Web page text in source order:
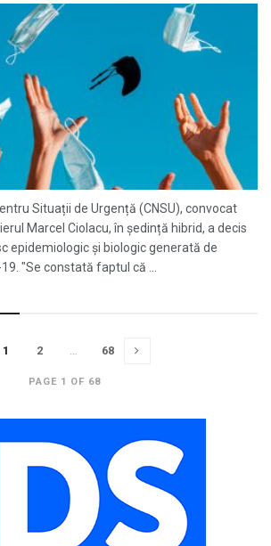
Situații de Urgență (CNSU), convocat
Marcel Ciolacu, în ședință hibrid, a decis
epidemiologic și biologic generată de
"Se constată faptul că ...
PAGE 1 OF 68
1 2 … 68